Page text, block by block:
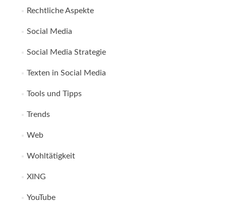
Rechtliche Aspekte
Social Media
Social Media Strategie
Texten in Social Media
Tools und Tipps
Trends
Web
Wohltätigkeit
XING
YouTube